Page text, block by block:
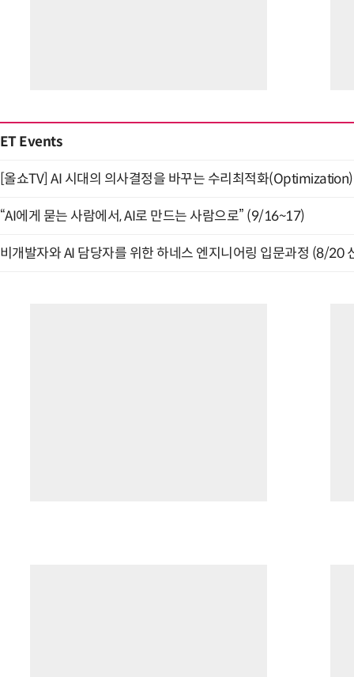
ET Events
[올쇼TV] AI 시대의 의사결정을 바꾸는 수리최적화
“AI에게 묻는 사람에서, AI로 만드는 사람으로” (9/16~17)
비개발자와 AI 담당자를 위한 하네스 엔지니어링 입문과정 (8/20